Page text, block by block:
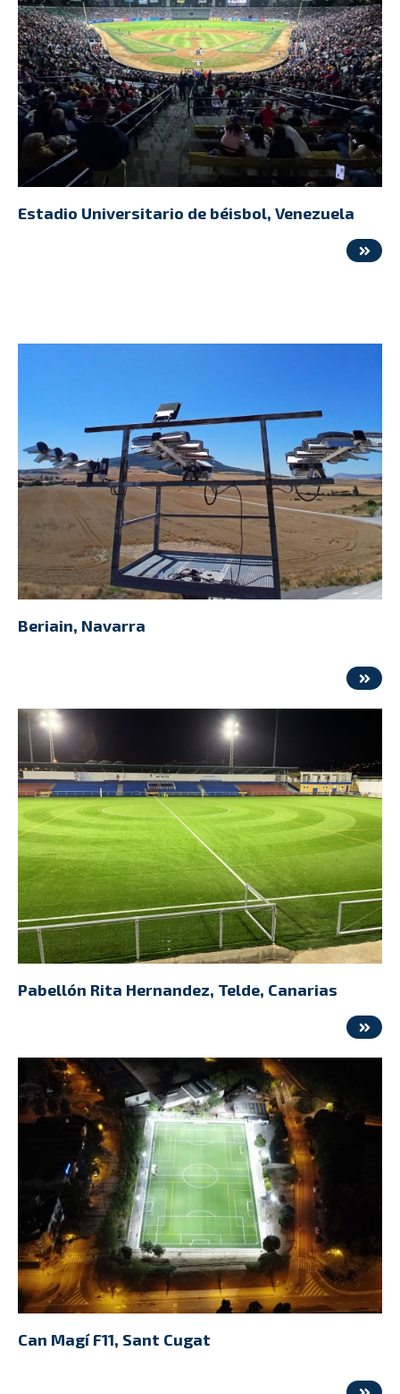
Estadio Universitario de béisbol, Venezuela
Beriain, Navarra
Pabellón Rita Hernandez, Telde, Canarias
Can Magí F11, Sant Cugat